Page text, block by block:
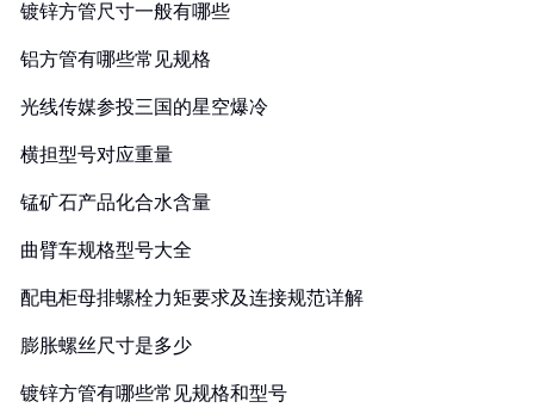
镀锌方管尺寸一般有哪些
铝方管有哪些常见规格
光线传媒参投三国的星空爆冷
横担型号对应重量
锰矿石产品化合水含量
曲臂车规格型号大全
配电柜母排螺栓力矩要求及连接规范详解
膨胀螺丝尺寸是多少
镀锌方管有哪些常见规格和型号